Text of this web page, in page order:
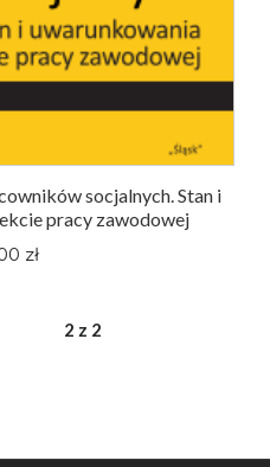
socjalnych. Stan i
pracy zawodowej
zł
2 z 2